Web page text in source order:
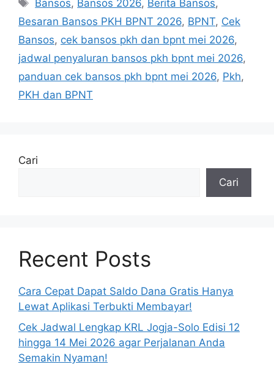
Bansos, Bansos 2026, Berita Bansos,
Besaran Bansos PKH BPNT 2026, BPNT, Cek
Bansos, cek bansos pkh dan bpnt mei 2026,
jadwal penyaluran bansos pkh bpnt mei 2026,
panduan cek bansos pkh bpnt mei 2026, Pkh,
PKH dan BPNT
Cari
Cari
Recent Posts
Cara Cepat Dapat Saldo Dana Gratis Hanya
Lewat Aplikasi Terbukti Membayar!
Cek Jadwal Lengkap KRL Jogja-Solo Edisi 12
hingga 14 Mei 2026 agar Perjalanan Anda
Semakin Nyaman!